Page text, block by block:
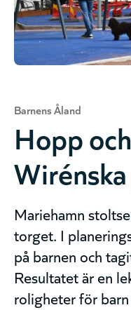
Barnens Åland
Hopp
Mariehamn
torget. I
på barnen och
Resultatet är en
roligheter för barn